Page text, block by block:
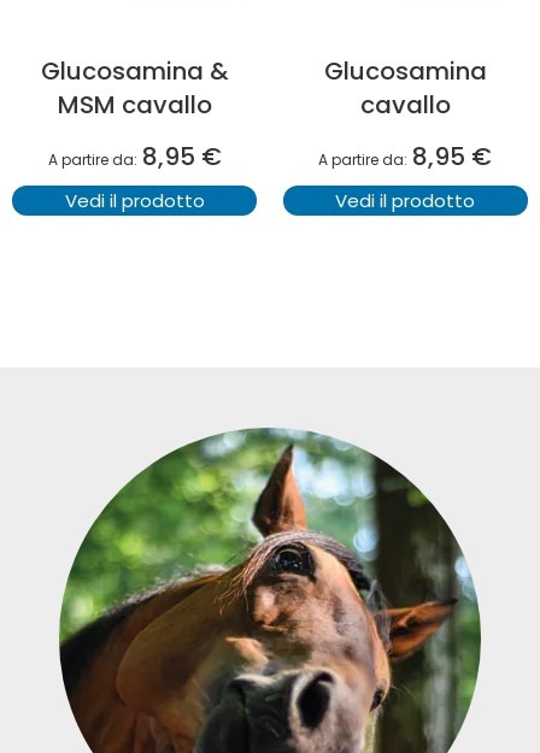
Glucosamina &
MSM cavallo
A partire da 8,95 €
Vedi il prodotto
Glucosamina
cavallo
A partire da 8,95 €
Vedi il prodotto